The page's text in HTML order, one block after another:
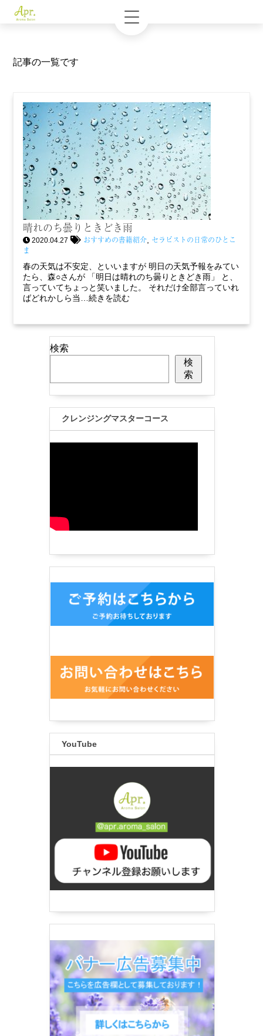
記事の一覧です
晴れのち曇りときどき雨
2020.04.27 おすすめの書籍紹介 セラピストの日常のひとこ
ま
春の天気は不安定、といいますが 明日の天気予報をみてい
たら、森○さんが 「明日は晴れのち曇りときどき雨」 と、
言っていてちょっと笑いました。 それだけ全部言っていれ
ばどれかしら当…続きを読む
検索
検
索
クレンジングマスターコース
YouTube